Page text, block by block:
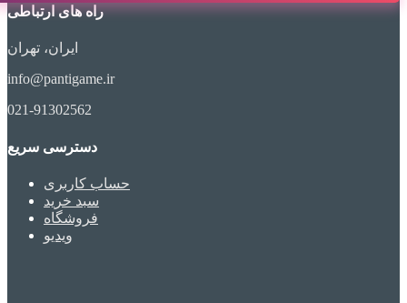
راه های ارتباطی
ایران، تهران
info@pantigame.ir
021-91302562
دسترسی سریع
حساب کاربری
سبد خرید
فروشگاه
ویدیو